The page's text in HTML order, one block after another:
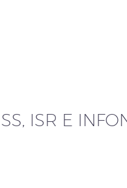
ISR E